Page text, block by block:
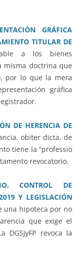
GRÁFICA
TITULAR DE
a los bienes
misma doctrina que
por lo que la mera
gráfica
DE HERENCIA DE
obiter dicta, de
tiene la “professio
revocatorio.
CONTROL DE
Y LEGISLACIÓN
una hipoteca por no
que exige el
DGSJyFP revoca la